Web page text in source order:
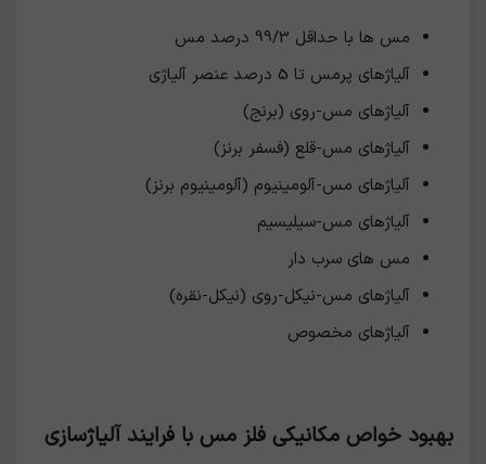
مس ها با حداقل 99/3 درصد مس
آلیاژهای پرمس تا 5 درصد عنصر آلیاژی
آلیاژهای مس-روی (برنج)
آلیاژهای مس-قلع (فسفر برنز)
آلیاژهای مس-آلومینیوم (آلومینیوم برنز)
آلیاژهای مس-سیلیسیم
مس های سرب دار
آلیاژهای مس-نیکل-روی (نیکل-نقره)
آلیاژهای مخصوص
بهبود خواص مکانیکی فلز مس با فرایند آلیاژسازی